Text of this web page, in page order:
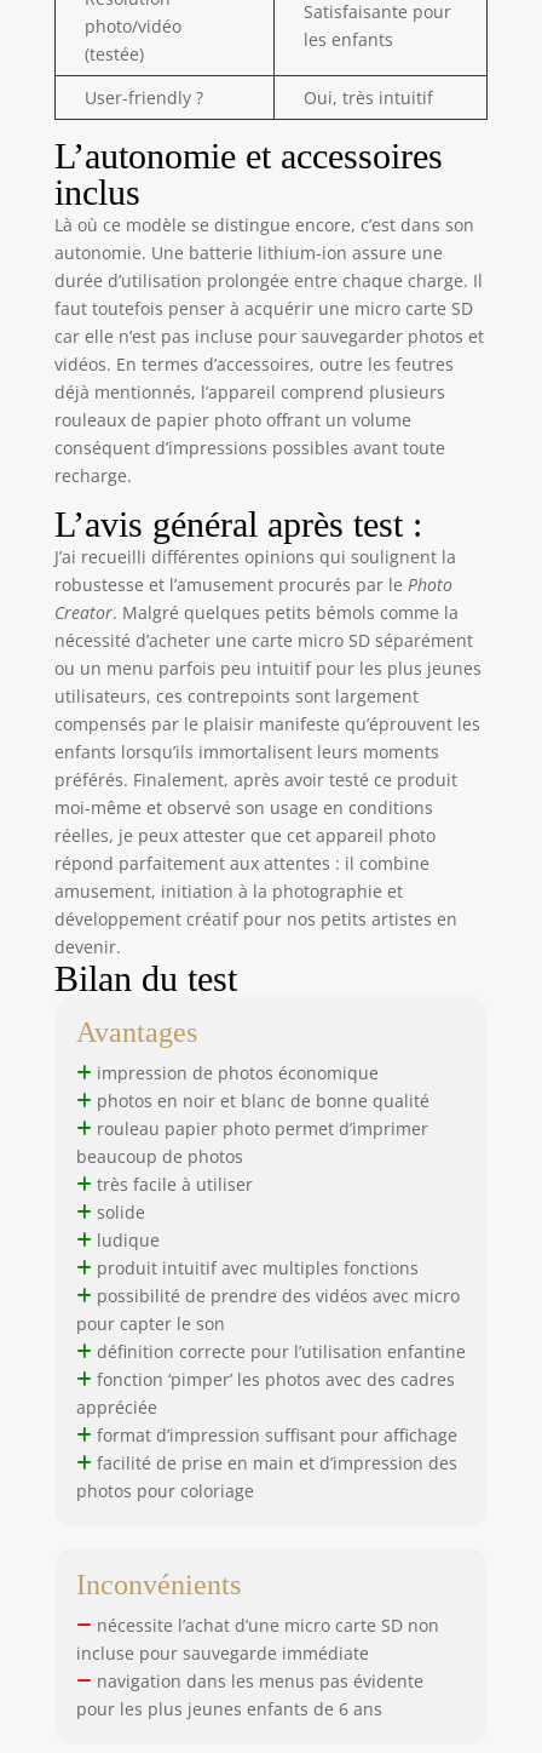
ludique, cet
appareil photo
imagination.
cadeau
famille, il associe
technologie,
amusement et
souvenirs uniques.
photo/vidéo
(testée)
Satisfaisante pour
les enfants
User-friendly ? Oui, très intuitif
L’autonomie et accessoires
inclus
Là où ce modèle se distingue encore, c’est dans son
autonomie. Une batterie lithium-ion assure une
durée d’utilisation prolongée entre chaque charge. Il
faut toutefois penser à acquérir une micro carte SD
car elle n’est pas incluse pour sauvegarder photos et
vidéos. En termes d’accessoires, outre les feutres
déjà mentionnés, l’appareil comprend plusieurs
rouleaux de papier photo offrant un volume
conséquent d’impressions possibles avant toute
recharge.
L’avis général après test :
J’ai recueilli différentes opinions qui soulignent la
robustesse et l’amusement procurés par le Photo
Creator. Malgré quelques petits bémols comme la
nécessité d’acheter une carte micro SD séparément
ou un menu parfois peu intuitif pour les plus jeunes
utilisateurs, ces contrepoints sont largement
compensés par le plaisir manifeste qu’éprouvent les
enfants lorsqu’ils immortalisent leurs moments
préférés. Finalement, après avoir testé ce produit
moi-même et observé son usage en conditions
réelles, je peux attester que cet appareil photo
répond parfaitement aux attentes : il combine
amusement, initiation à la photographie et
développement créatif pour nos petits artistes en
devenir.
Bilan du test
Avantages
impression de photos économique
photos en noir et blanc de bonne qualité
rouleau papier photo permet d’imprimer
beaucoup de photos
très facile à utiliser
solide
ludique
produit intuitif avec multiples fonctions
possibilité de prendre des vidéos avec micro
pour capter le son
définition correcte pour l’utilisation enfantine
fonction ‘pimper’ les photos avec des cadres
appréciée
format d’impression suffisant pour affichage
facilité de prise en main et d’impression des
photos pour coloriage
Inconvénients
nécessite l’achat d’une micro carte SD non
incluse pour sauvegarde immédiate
navigation dans les menus pas évidente
pour les plus jeunes enfants de 6 ans